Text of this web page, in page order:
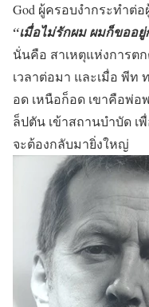
God ผู้ครอบงำกระทำต่
“เมื่อไม่รักผม ผมก็ขออ
นั่นคือ สาเหตุแห่งการต
เวลาต่อมา และเมื่อ พีท
อด เหนือก็อด เขาคือพ่อ
ล็ปตัน เข้าสถานบำบัด เ
จะต้องกลับมายิ่งใหญ่